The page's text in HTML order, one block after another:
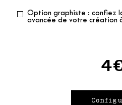
Option graphiste : confiez
avancée de votre création